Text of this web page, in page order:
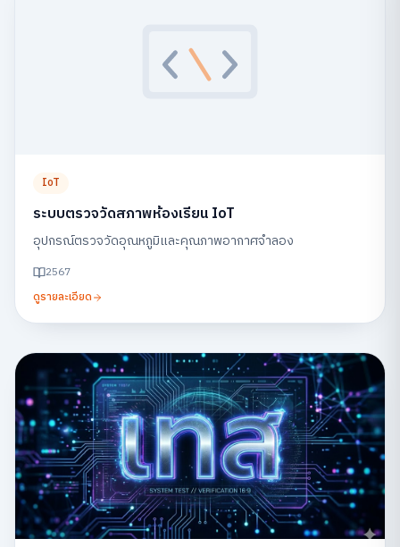
IoT
ระบบตรวจวัดสภาพห้องเรียน IoT
อุปกรณ์ตรวจวัดอุณหภูมิและคุณภาพอากาศจำลอง
2567
ดูรายละเอียด